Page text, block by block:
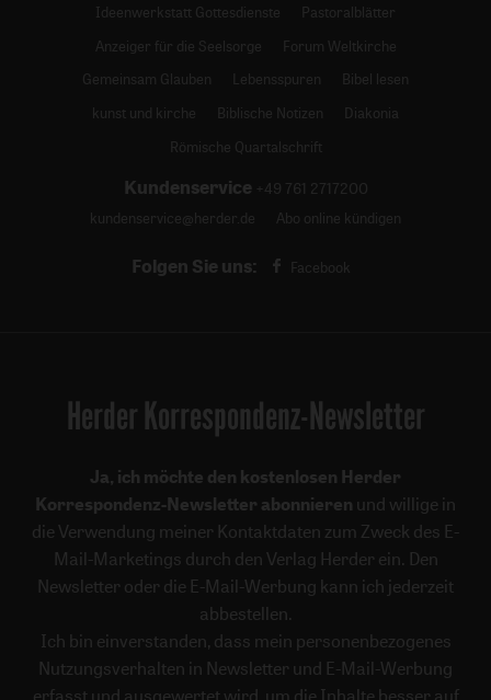
Ideenwerkstatt Gottesdienste
Pastoralblätter
Anzeiger für die Seelsorge
Forum Weltkirche
Gemeinsam Glauben
Lebensspuren
Bibel lesen
kunst und kirche
Biblische Notizen
Diakonia
Römische Quartalschrift
Kundenservice +49 761 2717200
kundenservice@herder.de
Abo online kündigen
Folgen Sie uns: Facebook
Herder Korrespondenz-Newsletter
Ja, ich möchte den kostenlosen Herder
Korrespondenz-Newsletter abonnieren und willige in
die Verwendung meiner Kontaktdaten zum Zweck des E-
Mail-Marketings durch den Verlag Herder ein. Den
Newsletter oder die E-Mail-Werbung kann ich jederzeit
abbestellen.
Ich bin einverstanden, dass mein personenbezogenes
Nutzungsverhalten in Newsletter und E-Mail-Werbung